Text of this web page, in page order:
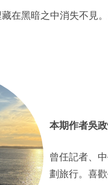
在黑暗之中消失不見
本期作者吳
曾任記者、
劃旅行。喜